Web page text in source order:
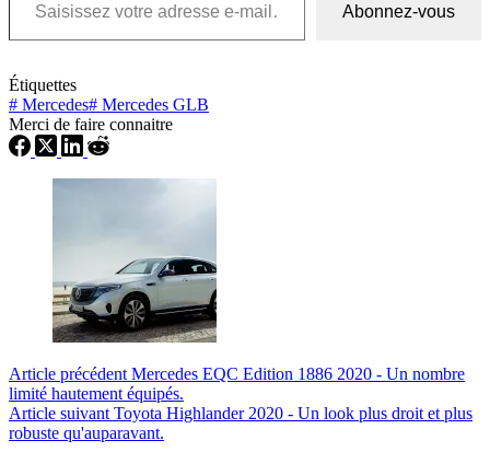
Abonnez-vous
Étiquettes
# Mercedes# Mercedes GLB
Merci de faire connaitre
Article précédent Mercedes EQC Edition 1886 2020 - Un nombre
limité hautement équipés.
Article suivant Toyota Highlander 2020 - Un look plus droit et plus
robuste qu'auparavant.